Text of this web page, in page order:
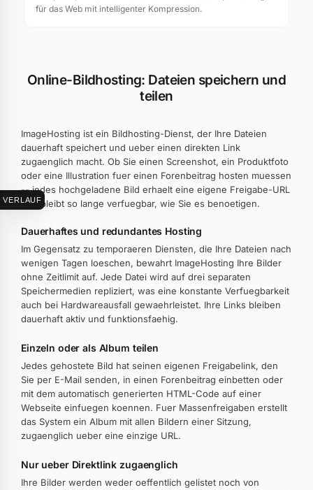
VERLAUF
für das Web mit intelligenter Kompression.
Online-Bildhosting: Dateien speichern und
teilen
ImageHosting ist ein Bildhosting-Dienst, der Ihre Dateien
dauerhaft speichert und ueber einen direkten Link
zugaenglich macht. Ob Sie einen Screenshot, ein Produktfoto
oder eine Illustration fuer einen Forenbeitrag hosten muessen
-- jedes hochgeladene Bild erhaelt eine eigene Freigabe-URL
und bleibt so lange verfuegbar, wie Sie es benoetigen.
Dauerhaftes und redundantes Hosting
Im Gegensatz zu temporaeren Diensten, die Ihre Dateien nach
wenigen Tagen loeschen, bewahrt ImageHosting Ihre Bilder
ohne Zeitlimit auf. Jede Datei wird auf drei separaten
Speichermedien repliziert, was eine konstante Verfuegbarkeit
auch bei Hardwareausfall gewaehrleistet. Ihre Links bleiben
dauerhaft aktiv und funktionsfaehig.
Einzeln oder als Album teilen
Jedes gehostete Bild hat seinen eigenen Freigabelink, den
Sie per E-Mail senden, in einen Forenbeitrag einbetten oder
mit dem automatisch generierten HTML-Code auf einer
Webseite einfuegen koennen. Fuer Massenfreigaben erstellt
das System ein Album mit allen Bildern einer Sitzung,
zugaenglich ueber eine einzige URL.
Nur ueber Direktlink zugaenglich
Ihre Bilder werden weder oeffentlich gelistet noch von